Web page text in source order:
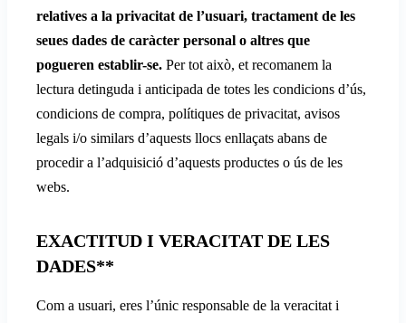
relatives a la privacitat de l’usuari, tractament de les
seues dades de caràcter personal o altres que
pogueren establir-se. Per tot això, et recomanem la
lectura detinguda i anticipada de totes les condicions d’ús,
condicions de compra, polítiques de privacitat, avisos
legals i/o similars d’aquests llocs enllaçats abans de
procedir a l’adquisició d’aquests productes o ús de les
webs.
EXACTITUD I VERACITAT DE LES
DADES**
Com a usuari, eres l’únic responsable de la veracitat i